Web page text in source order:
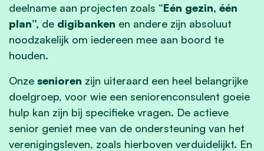
deelname aan projecten zoals “Eén gezin, één
plan”, de digibanken en andere zijn absoluut
noodzakelijk om iedereen mee aan boord te
houden.
Onze senioren zijn uiteraard een heel belangrijke
doelgroep, voor wie een seniorenconsulent goeie
hulp kan zijn bij specifieke vragen. De actieve
senior geniet mee van de ondersteuning van het
verenigingsleven, zoals hierboven verduidelijkt. En